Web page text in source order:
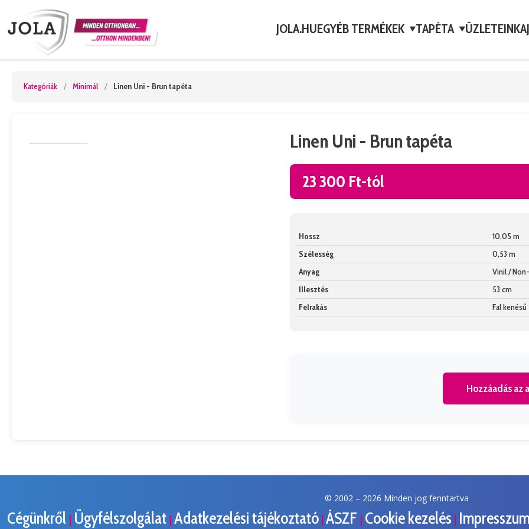
JOLA.HUEGYÉB TERMÉKEK ▼TAPÉTA ▼ÜZLETEINK
Kategóriák / Minimál / Linen Uni - Brun tapéta
Linen Uni - Brun tapéta
23 300 Ft-tól
Hossz
10,05 m
Szélesség
0,53 m
Anyag
Vinil /
Illesztés
53 cm
Felrakás
Fal kenésű
Hozzáadás az
© 2002 – 2026 Minden jog fenntartva
Cégünkről | Ügyfélszolgálat | Adatkezelési tájékoztató | ÁSZF | Cookie kezelés |